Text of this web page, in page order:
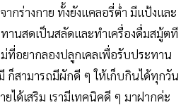
กร่างกาย ทั้งยังแคลอรี่ต่ำ มีแป้งและ
านสดเป็นสลัดและทำเครื่องดื่มสมู้ตที
ที่อยากลองปลูกเคลเพื่อรับประทาน
ก็สามารถมีผักดี ๆ ให้เก็บกินได้ทุกวัน
ได้เสริม เรามีเทคนิคดี ๆ มาฝากค่ะ